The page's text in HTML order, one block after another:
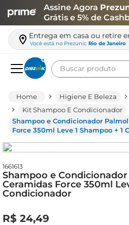
Assine Agora
Grátis e 5% de
Entrega em casa ou retire
Você está no Prezunic Rio de Janeiro
Buscar produto
Higiene E Beleza
Kit Shampoo E Condicionador
Shampoo e Condicionador
Force 350ml Leve 1 Shampoo + 1
1661613
Shampoo e
Ceramidas Force 350ml
Condicionador
R$ 24,49
leite
arroz
azeite